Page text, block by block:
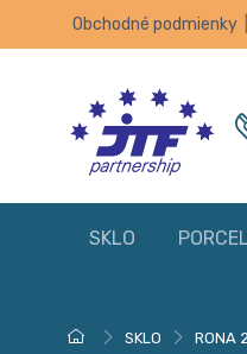
Obchodné podmienky
SKLO
SKLO RONA